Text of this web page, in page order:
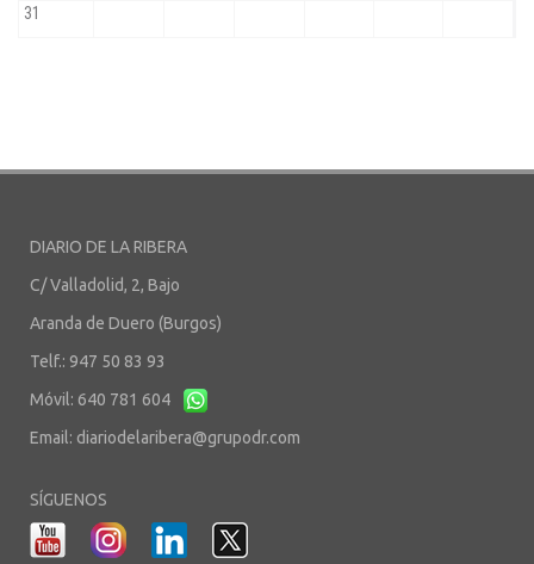
DIARIO DE LA RIBERA
C/ Valladolid, 2, Bajo
Aranda de Duero (Burgos)
Telf.: 947 50 83 93
Móvil: 640 781 604
Email: diariodelaribera@grupodr.com
SÍGUENOS